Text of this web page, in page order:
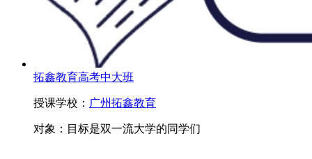
拓鑫教育高考中大班
授课学校： 广州拓鑫教育
对象： 目标是双一流大学的同学们